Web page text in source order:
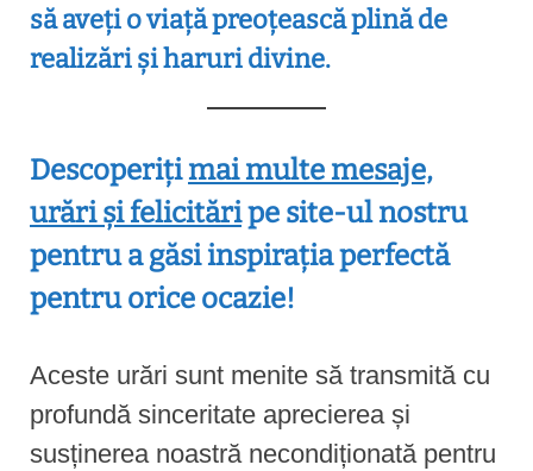
să aveți o viață preoțească plină de
realizări și haruri divine.
Descoperițimai multe mesaje,
urări și felicităripe site-ul nostru
pentru a găsi inspirația perfectă
pentru orice ocazie!
Aceste urări sunt menite să transmită cu
profundă sinceritate aprecierea și
susținerea noastră necondiționată pentru